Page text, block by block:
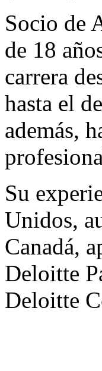
Socio de
de 18
carrera
hasta el
además,
Su
Unidos,
Canadá,
Deloitte
Deloitte